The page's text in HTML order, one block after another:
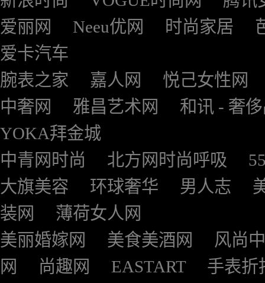
爱丽网
Neeu优网 时尚家居
爱卡汽车
腕表之家
嘉人网
悦己女性网
中奢网
雅昌艺术网
和讯 - 奢
YOKA拜金城
中青网时尚
北方网时尚呼吸
大旗美容
环球奢华 男人志
装网
薄荷女人网
美丽婚嫁网
美食美酒网
风尚
网
尚趣网 EASTART
手表折